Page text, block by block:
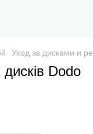
Уход за дисками и
Dodo